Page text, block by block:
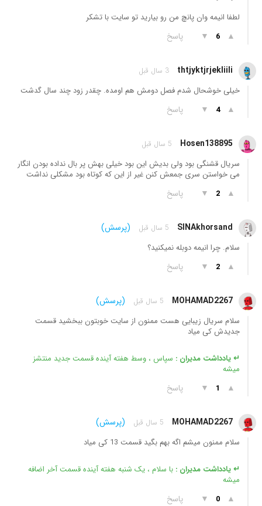
لطفا انیمه وان پانچ من رو بیارید تو سایت با تشکر
▲
6
▼ پاسخ
thtjyktjrjekliili 3 سال قبل
خیلی خوشحال شدم فصل دومش هم اومده. چقدر زود چند سال گدشت
▲
4
▼ پاسخ
Hosen138895 5 سال قبل
سریال قشنگی بود ولی بدیش این بود خیلی بهش پر بال نداده بودن انگار
می خواستن سری جمعش کنن غیر از این که کوتاه بود مشکلی نداشت
▲
2
▼ پاسخ
SINAkhorsand 5 سال قبل (پرسش)
سلام. چرا انیمه دوبله نمیکنید؟
▲
2
▼ پاسخ
MOHAMAD2267 5 سال قبل (پرسش)
سلام سریال زیبایی هست ممنون از سایت خوبتون ببخشید قسمت
جدیدش کی میاد
↵ یادداشت مدیران : سپاس ، وسط هفته آینده قسمت جدید منتشز
میشه
▲
1
▼ پاسخ
MOHAMAD2267 5 سال قبل (پرسش)
سلام ممنون میشم اگه بهم بگید قسمت 13 کی میاد
↵ یادداشت مدیران : با سلام ، یک شنبه هفته آینده قسمت آخر اضافه
میشه
▲
0
▼ پاسخ